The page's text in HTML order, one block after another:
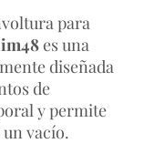
para
es una
diseñada
de
y permite
vacío.